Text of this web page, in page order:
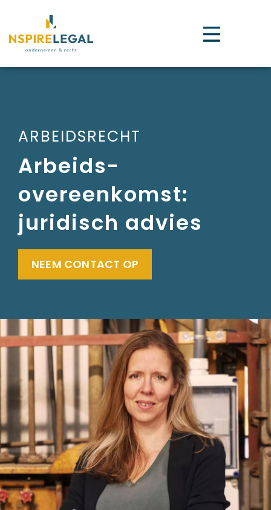
ARBEIDSRECHT
Arbeids-
overeenkomst:
juridisch advies
NEEM CONTACT OP